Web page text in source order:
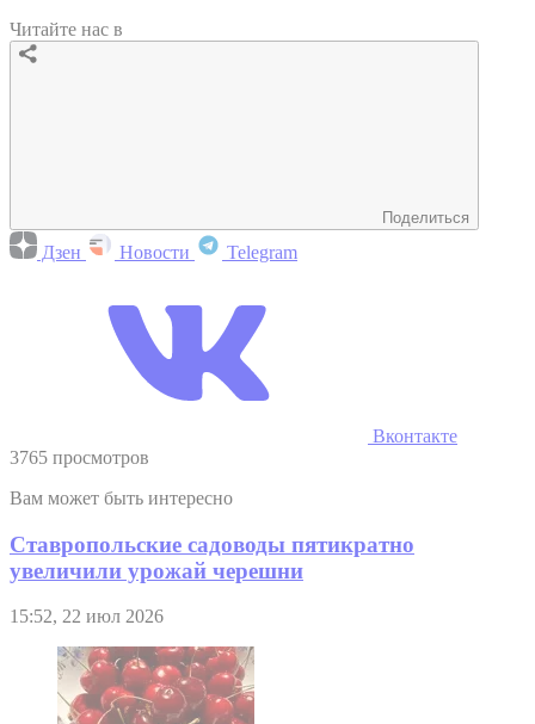
Читайте нас в
Поделиться
Дзен Новости Telegram
Вконтакте
3765 просмотров
Вам может быть интересно
Ставропольские садоводы пятикратно
увеличили урожай черешни
15:52, 22 июл 2026